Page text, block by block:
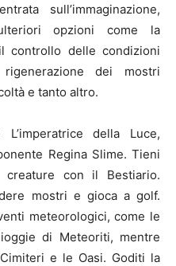
sull’immaginazione,
opzioni come la
controllo delle condizioni
dei mostri
e tanto altro.
della Luce,
Regina Slime. Tieni
con il Bestiario.
mostri e gioca a golf.
meteorologici, come le
di Meteoriti, mentre
e le Oasi. Goditi la